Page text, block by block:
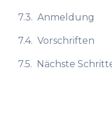
7.3. Anmeldung
7.4. Vorschriften
7.5. Nächste